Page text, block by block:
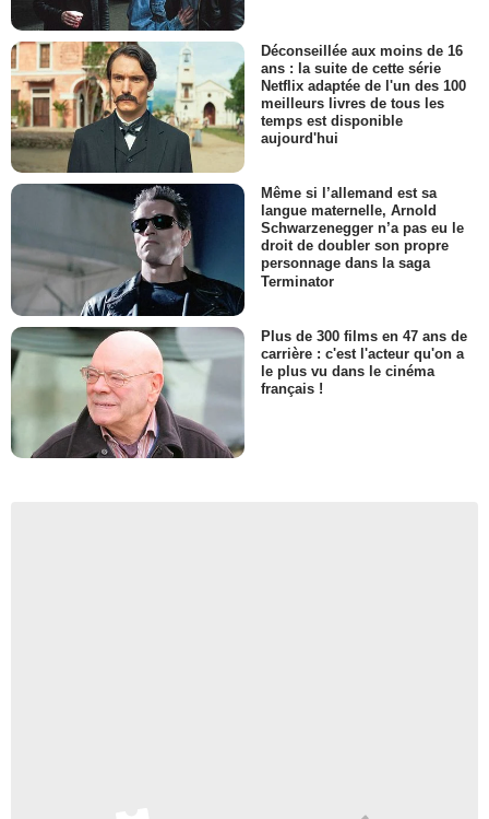
Déconseillée aux moins de 16
ans : la suite de cette série
Netflix adaptée de l'un des 100
meilleurs livres de tous les
temps est disponible
aujourd'hui
Même si l’allemand est sa
langue maternelle, Arnold
Schwarzenegger n’a pas eu le
droit de doubler son propre
personnage dans la saga
Terminator
Plus de 300 films en 47 ans de
carrière : c'est l'acteur qu'on a
le plus vu dans le cinéma
français !